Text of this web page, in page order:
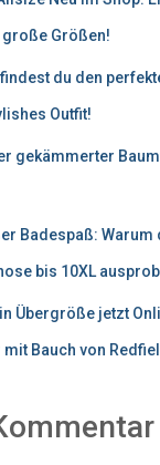
Größen!
du den
Outfit!
gekämmerter
Badespaß: Warum
bis 10XL
Übergröße jetzt
Bauch von